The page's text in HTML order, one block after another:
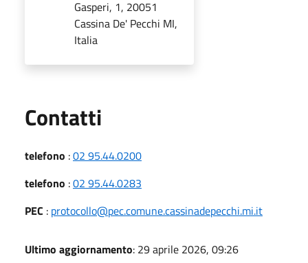
Gasperi, 1, 20051
Cassina De' Pecchi MI,
Italia
Contatti
telefono :02 95.44.0200
telefono :02 95.44.0283
PEC : protocollo@pec.comune.cassinadepecchi.mi.it
Ultimo aggiornamento: 29 aprile 2026, 09:26